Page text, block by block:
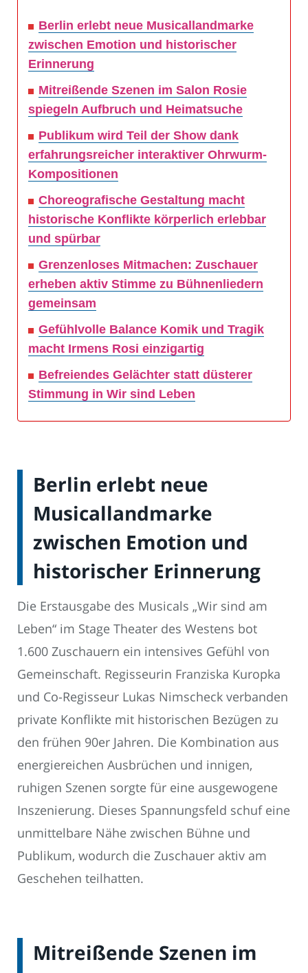
Berlin erlebt neue Musicallandmarke
zwischen Emotion und historischer
Erinnerung
Mitreißende Szenen im Salon Rosie
spiegeln Aufbruch und Heimatsuche
Publikum wird Teil der Show dank
erfahrungsreicher interaktiver Ohrwurm-
Kompositionen
Choreografische Gestaltung macht
historische Konflikte körperlich erlebbar
und spürbar
Grenzenloses Mitmachen: Zuschauer
erheben aktiv Stimme zu Bühnenliedern
gemeinsam
Gefühlvolle Balance Komik und Tragik
macht Irmens Rosi einzigartig
Befreiendes Gelächter statt düsterer
Stimmung in Wir sind Leben
Berlin erlebt neue
Musicallandmarke
zwischen Emotion und
historischer Erinnerung
Die Erstausgabe des Musicals „Wir sind am
Leben“ im Stage Theater des Westens bot
1.600 Zuschauern ein intensives Gefühl von
Gemeinschaft. Regisseurin Franziska Kuropka
und Co-Regisseur Lukas Nimscheck verbanden
private Konflikte mit historischen Bezügen zu
den frühen 90er Jahren. Die Kombination aus
energiereichen Ausbrüchen und innigen,
ruhigen Szenen sorgte für eine ausgewogene
Inszenierung. Dieses Spannungsfeld schuf eine
unmittelbare Nähe zwischen Bühne und
Publikum, wodurch die Zuschauer aktiv am
Geschehen teilhatten.
Mitreißende Szenen im